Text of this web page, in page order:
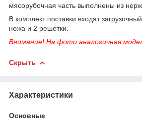
мясорубочная часть выполнены из
В комплект поставки входят
ножа и 2 решетки.
Внимание! На фото аналогичная
Скрыть
Характеристики
Основные